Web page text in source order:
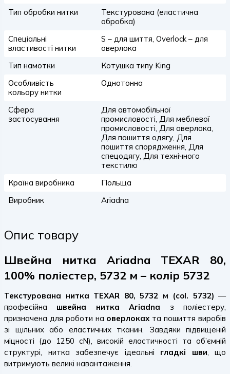
Тип обробки нитки
Текстурована (еластична
обробка)
Спеціальні
властивості нитки
S – для шиття, Overlock – для
оверлока
Тип намотки
Котушка типу King
Особливість
кольору нитки
Однотонна
Сфера
застосування
Для автомобільної
промисловості, Для меблевої
промисловості, Для оверлока,
Для пошиття одягу, Для
пошиття спорядження, Для
спецодягу, Для технічного
текстилю
Країна виробника
Польща
Виробник
Ariadna
Опис товару
Швейна нитка Ariadna TEXAR 80,
100% поліестер, 5732 м – колір 5732
Текстурована нитка TEXAR 80, 5732 м (col. 5732) —
професійна швейна нитка Ariadna з поліестеру,
призначена для роботи на оверлокахта пошиття виробів
зі щільних або еластичних тканин. Завдяки підвищеній
міцності (до 1250 cN), високій еластичності та об’ємній
структурі, нитка забезпечує ідеальні гладкі шви, що
витримують великі навантаження.